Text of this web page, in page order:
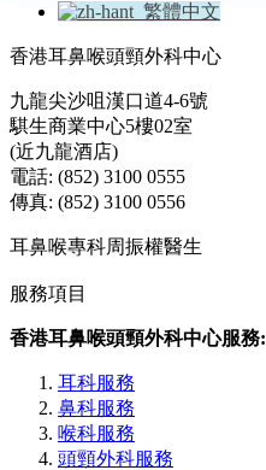
繁體中文
香港耳鼻喉頭頸外科中心
九龍尖沙咀漢口道4-6號
騏生商業中心5樓02室
(近九龍酒店)
電話: (852) 3100 0555
傳真: (852) 3100 0556
耳鼻喉專科周振權醫生
服務項目
香港耳鼻喉頭頸外科中心服務:
耳科服務
鼻科服務
喉科服務
頭頸外科服務